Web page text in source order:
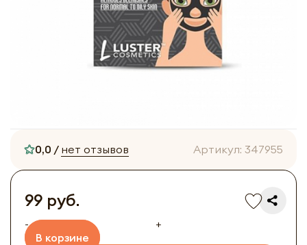
0,0 / нет отзывов Артикул: 347955
99 руб.
-
+
В корзине